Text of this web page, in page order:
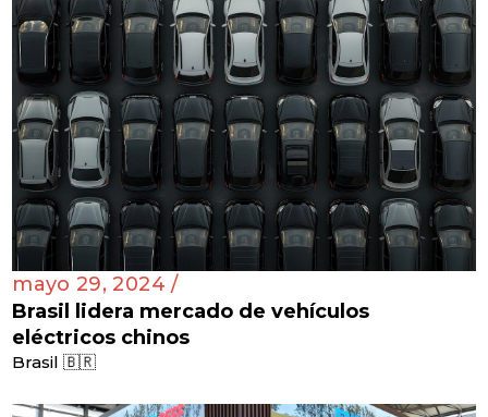
mayo 29, 2024 /
Brasil lidera mercado de vehículos
eléctricos chinos
Brasil 🇧🇷